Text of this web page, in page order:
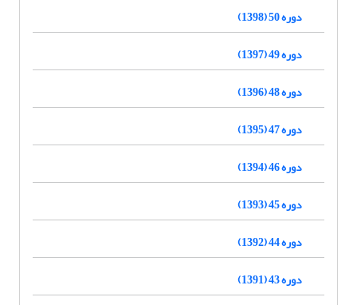
دوره 50 (1398)
دوره 49 (1397)
دوره 48 (1396)
دوره 47 (1395)
دوره 46 (1394)
دوره 45 (1393)
دوره 44 (1392)
دوره 43 (1391)